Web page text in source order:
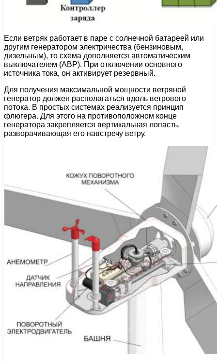
Если ветряк работает в паре с солнечной батареей или
другим генератором электричества (бензиновым,
дизельным), то схема дополняется автоматическим
выключателем (АВР). При отключении основного
источника тока, он активирует резервный.
Для получения максимальной мощности ветряной
генератор должен располагаться вдоль ветрового
потока. В простых системах реализуется принцип
флюгера. Для этого на противоположном конце
генератора закрепляется вертикальная лопасть,
разворачивающая его навстречу ветру.